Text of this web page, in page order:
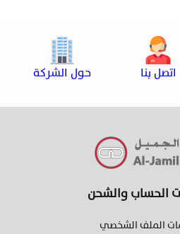
حول الشركة اتصل بنا
الحساب والشحن
الملف الشخصي